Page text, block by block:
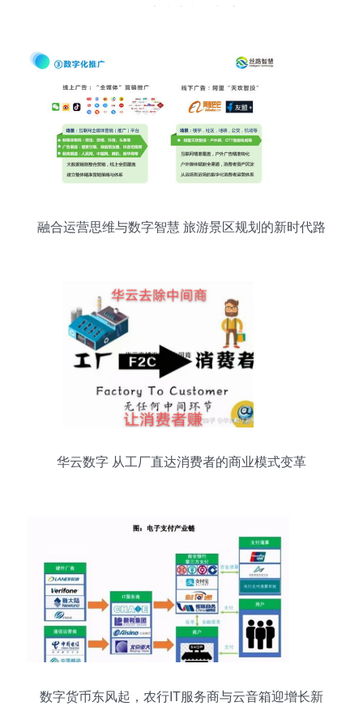
融合运营思维与数字智慧 旅游景区规划的新时代路
华云数字 从工厂直达消费者的商业模式变革
数字货币东风起，农行IT服务商与云音箱迎增长新